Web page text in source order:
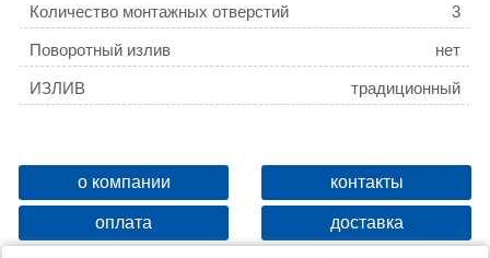
Количество монтажных отверстий 3
Поворотный излив нет
ИЗЛИВ традиционный
о компании контакты
оплата доставка